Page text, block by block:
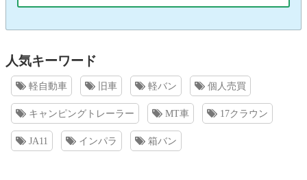
人気キーワード
軽自動車 旧車 軽バン 個人売買
キャンピングトレーラー MT車 17クラウン
JA11 インパラ 箱バン